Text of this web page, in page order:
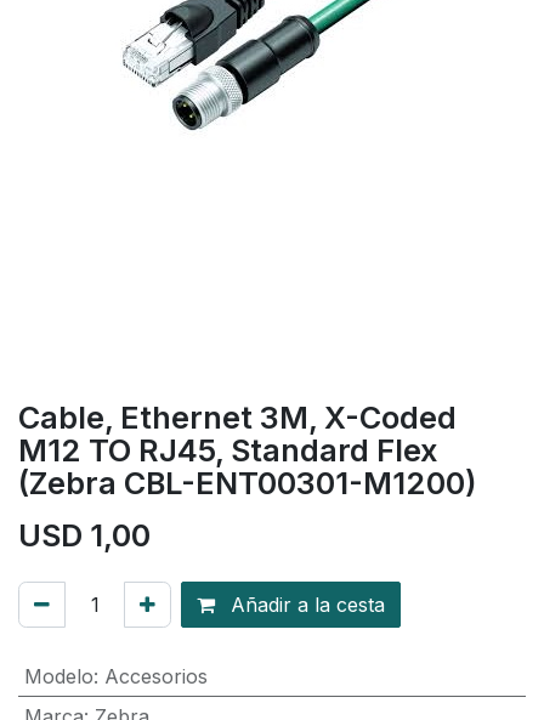
Cable, Ethernet 3M, X-Coded
M12 TO RJ45, Standard Flex
(Zebra CBL-ENT00301-M1200)
USD 1,00
Añadir a la cesta
Modelo: Accesorios